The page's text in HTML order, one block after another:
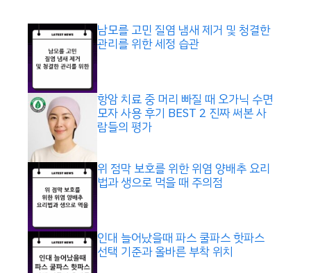
남모를 고민 질염 냄새 제거 및 청결한
관리를 위한 세정 습관
항암 치료 중 머리 빠질 때 오가닉 수면
모자 사용 후기 BEST 2 진짜 써본 사
람들의 평가
위 점막 보호를 위한 위염 양배추 요리
법과 생으로 먹을 때 주의점
인대 늘어났을때 파스 쿨파스 핫파스
선택 기준과 올바른 부착 위치